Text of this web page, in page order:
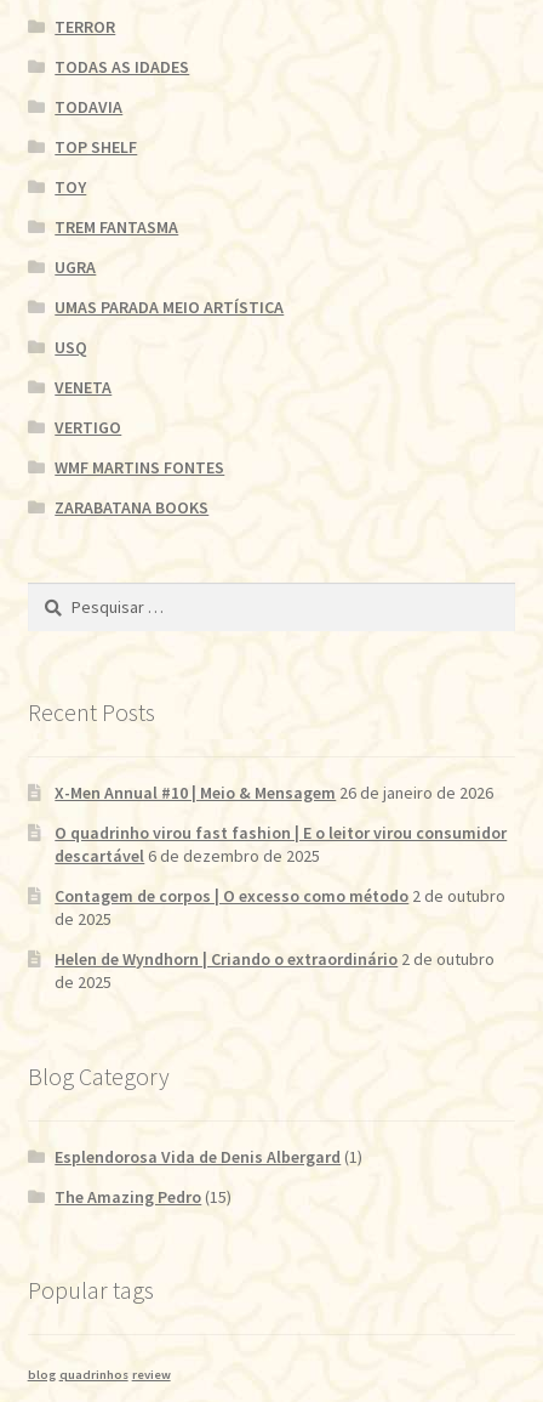
TERROR
TODAS AS IDADES
TODAVIA
TOP SHELF
TOY
TREM FANTASMA
UGRA
UMAS PARADA MEIO ARTÍSTICA
USQ
VENETA
VERTIGO
WMF MARTINS FONTES
ZARABATANA BOOKS
Pesquisar
Recent Posts
X-Men Annual #10 | Meio & Mensagem 26 de janeiro de 2026
O quadrinho virou fast fashion | E o leitor virou consumidor
descartável 6 de dezembro de 2025
Contagem de corpos | O excesso como método 2 de outubro
de 2025
Helen de Wyndhorn | Criando o extraordinário 2 de outubro
de 2025
Blog Category
Esplendorosa Vida de Denis Albergard (1)
The Amazing Pedro (15)
Popular tags
blog quadrinhos review